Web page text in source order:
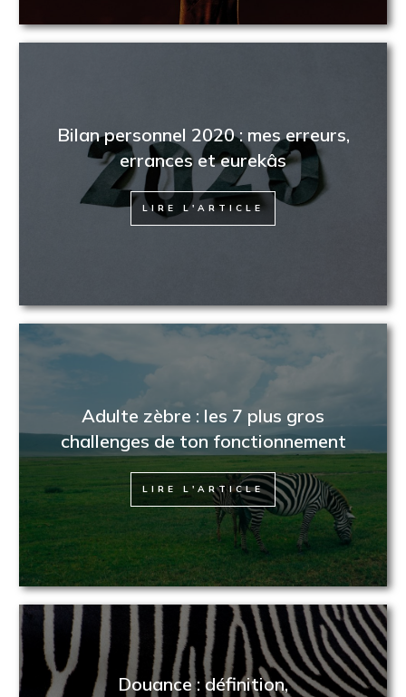
Bilan personnel 2020 : mes erreurs,
errances et eurekâs
LIRE L'ARTICLE
Adulte zèbre : les 7 plus gros
challenges de ton fonctionnement
LIRE L'ARTICLE
Douance : définition,